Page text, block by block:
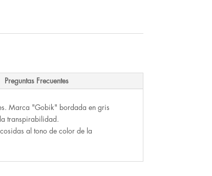
Preguntas Frecuentes
Marca "Gobik" bordada en gris
transpirabilidad.
al tono de color de la